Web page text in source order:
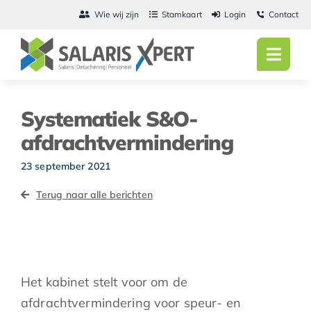
inhoud
Wie wij zijn Stamkaart Login Contact
Systematiek S&O-
afdrachtvermindering
23 september 2021
Terug naar alle berichten
Het kabinet stelt voor om de
afdrachtvermindering voor speur- en